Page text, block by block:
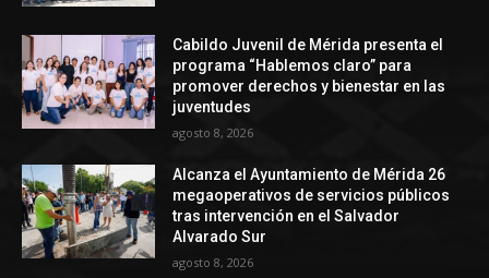
Cabildo Juvenil de Mérida presenta el
programa “Hablemos claro” para
promover derechos y bienestar en las
juventudes
agosto 8, 2026
Alcanza el Ayuntamiento de Mérida 26
megaoperativos de servicios públicos
tras intervención en el Salvador
Alvarado Sur
agosto 8, 2026